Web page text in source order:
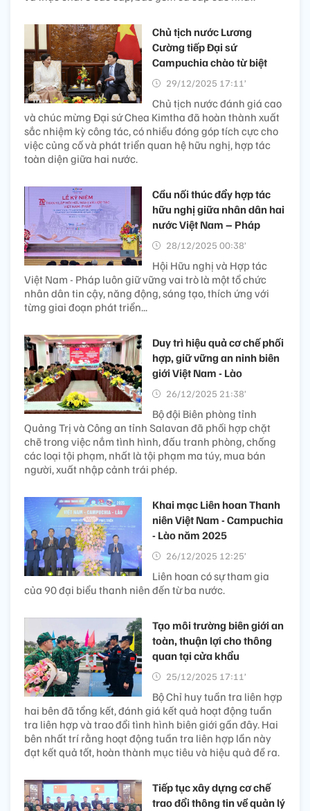
Chủ tịch nước Lương
Cường tiếp Đại sứ
Campuchia chào từ biệt
29/12/2025 17:11’
Chủ tịch nước đánh giá cao
và chúc mừng Đại sứ Chea Kimtha đã hoàn thành xuất
sắc nhiệm kỳ công tác, có nhiều đóng góp tích cực cho
việc củng cố và phát triển quan hệ hữu nghị, hợp tác
toàn diện giữa hai nước.
Cầu nối thúc đẩy hợp tác
hữu nghị giữa nhân dân hai
nước Việt Nam – Pháp
28/12/2025 00:38’
Hội Hữu nghị và Hợp tác
Việt Nam - Pháp luôn giữ vững vai trò là một tổ chức
nhân dân tin cậy, năng động, sáng tạo, thích ứng với
từng giai đoạn phát triển...
Duy trì hiệu quả cơ chế phối
hợp, giữ vững an ninh biên
giới Việt Nam - Lào
26/12/2025 21:38’
Bộ đội Biên phòng tỉnh
Quảng Trị và Công an tỉnh Salavan đã phối hợp chặt
chẽ trong việc nắm tình hình, đấu tranh phòng, chống
các loại tội phạm, nhất là tội phạm ma túy, mua bán
người, xuất nhập cảnh trái phép.
Khai mạc Liên hoan Thanh
niên Việt Nam - Campuchia
- Lào năm 2025
26/12/2025 12:25’
Liên hoan có sự tham gia
của 90 đại biểu thanh niên đến từ ba nước.
Tạo môi trường biên giới an
toàn, thuận lợi cho thông
quan tại cửa khẩu
25/12/2025 17:11’
Bộ Chỉ huy tuần tra liên hợp
hai bên đã tổng kết, đánh giá kết quả hoạt động tuần
tra liên hợp và trao đổi tình hình biên giới gần đây. Hai
bên nhất trí rằng hoạt động tuần tra liên hợp lần này
đạt kết quả tốt, hoàn thành mục tiêu và hiệu quả đề ra.
Tiếp tục xây dựng cơ chế
trao đổi thông tin về quản lý